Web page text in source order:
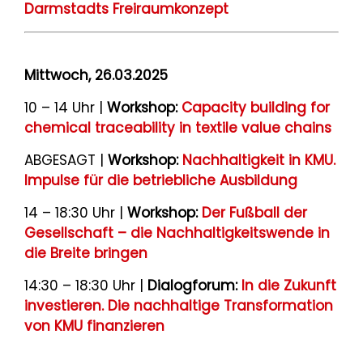
Darmstadts Freiraumkonzept
Mittwoch, 26.03.2025
10 – 14 Uhr | Workshop: Capacity building for
chemical traceability in textile value chains
ABGESAGT | Workshop: Nachhaltigkeit in KMU.
Impulse für die betriebliche Ausbildung
14 – 18:30 Uhr | Workshop: Der Fußball der
Gesellschaft – die Nachhaltigkeitswende in
die Breite bringen
14:30 – 18:30 Uhr | Dialogforum: In die Zukunft
investieren. Die nachhaltige Transformation
von KMU finanzieren